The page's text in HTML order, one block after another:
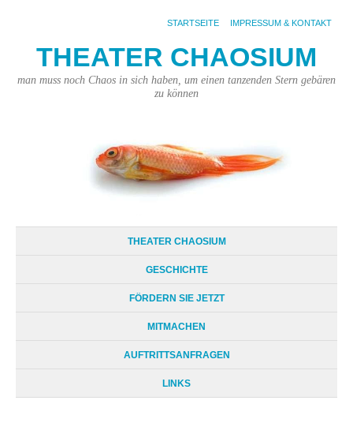
STARTSEITE IMPRESSUM & KONTAKT
THEATER CHAOSIUM
man muss noch Chaos in sich haben, um einen tanzenden Stern gebären
zu können
THEATER CHAOSIUM
GESCHICHTE
FÖRDERN SIE JETZT
MITMACHEN
AUFTRITTSANFRAGEN
LINKS